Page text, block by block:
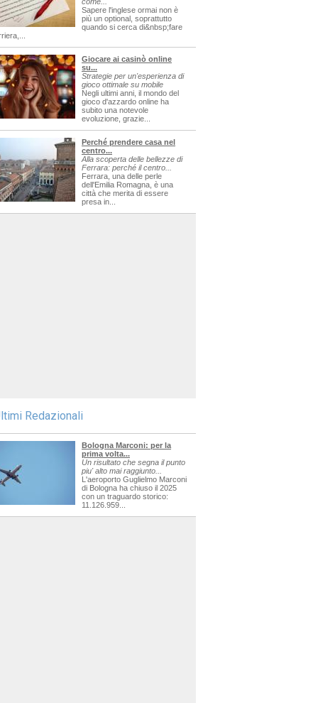
Sapere l'inglese ormai non è
più un optional, soprattutto
quando si cerca di&nbsp;fare
Giocare ai casinò online
su...
Strategie per un'esperienza di
gioco ottimale su mobile
Negli ultimi anni, il mondo del
gioco d'azzardo online ha
subito una notevole
evoluzione, grazie...
Perché prendere casa nel
centro...
Alla scoperta delle bellezze di
Ferrara: perché il centro...
Ferrara, una delle perle
dell'Emilia Romagna, è una
città che merita di essere
presa in...
Redazionali
Bologna Marconi: per la
prima volta...
Un risultato che segna il punto
piu' alto mai raggiunto...
L'aeroporto Guglielmo Marconi
di Bologna ha chiuso il 2025
con un traguardo storico:
11.126.959...